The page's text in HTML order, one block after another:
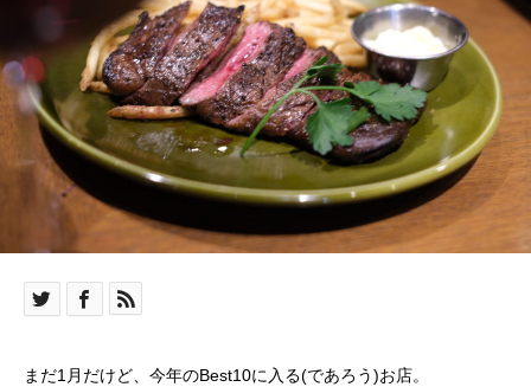
まだ1月だけど、今年のBest10に入る(であろう)お店。